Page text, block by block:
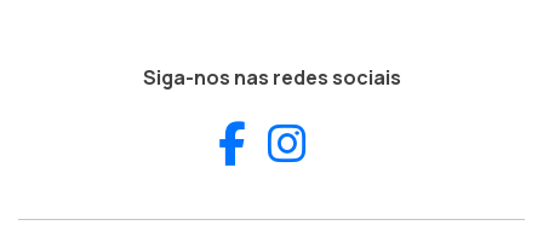
Siga-nos nas redes sociais
Facebook